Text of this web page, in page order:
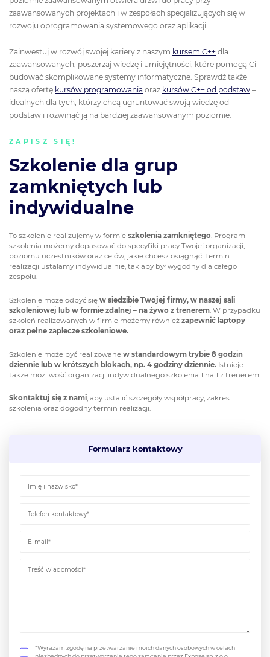
zaawansowanych projektach i w zespołach specjalizujących się w
rozwoju oprogramowania systemowego oraz aplikacji.
Zainwestuj w rozwój swojej kariery z naszym kursem C++ dla
zaawansowanych, poszerzaj wiedzę i umiejętności, które pomogą Ci
budować skomplikowane systemy informatyczne. Sprawdź także
naszą ofertę kursów programowania oraz kursów C++ od podstaw –
idealnych dla tych, którzy chcą ugruntować swoją wiedzę od
podstaw i rozwinąć ją na bardziej zaawansowanym poziomie.
ZAPISZ SIĘ!
Szkolenie dla grup
zamkniętych lub
indywidualne
To szkolenie realizujemy w formie szkolenia zamkniętego. Program
szkolenia możemy dopasować do specyfiki pracy Twojej organizacji,
poziomu uczestników oraz celów, jakie chcesz osiągnąć. Termin
realizacji ustalamy indywidualnie, tak aby był wygodny dla całego
zespołu.
Szkolenie może odbyć się w siedzibie Twojej firmy, w naszej sali
szkoleniowej lub w formie zdalnej – na żywo z trenerem. W przypadku
szkoleń realizowanych w firmie możemy również zapewnić laptopy
oraz pełne zaplecze szkoleniowe.
Szkolenie może być realizowane w standardowym trybie 8 godzin
dziennie lub w krótszych blokach, np. 4 godziny dziennie. Istnieje
także możliwość organizacji indywidualnego szkolenia 1 na 1 z trenerem.
Skontaktuj się z nami, aby ustalić szczegóły współpracy, zakres
szkolenia oraz dogodny termin realizacji.
Formularz kontaktowy
*Wyrażam zgodę na przetwarzanie moich danych osobowych w celach